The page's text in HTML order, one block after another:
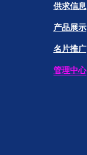
供求信息
产品展示
名片推广
管理中心